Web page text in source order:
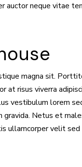
auctor neque vitae
magna sit.
at risus viverra
vestibulum lorem
Netus et
ullamcorper velit